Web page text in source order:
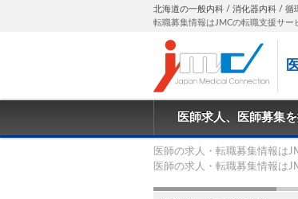
北海道の一般内科 / 消化器内科 /
転職募集情報はJMCの転職支援サー
医師求人、医師募集
医師の求人・転職募集情報は
医師の求人・転職募集情報は